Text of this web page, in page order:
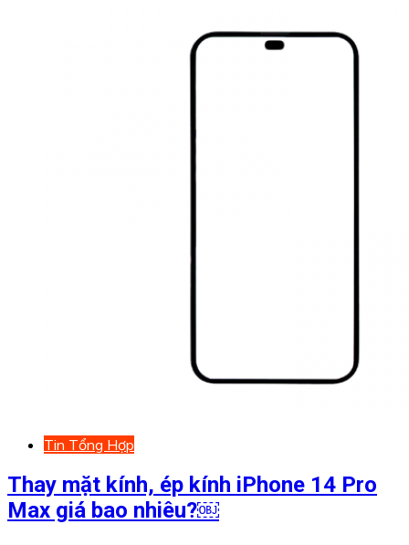
Tin Tổng Hợp
Thay mặt kính, ép kính iPhone 14 Pro
Max giá bao nhiêu?￼